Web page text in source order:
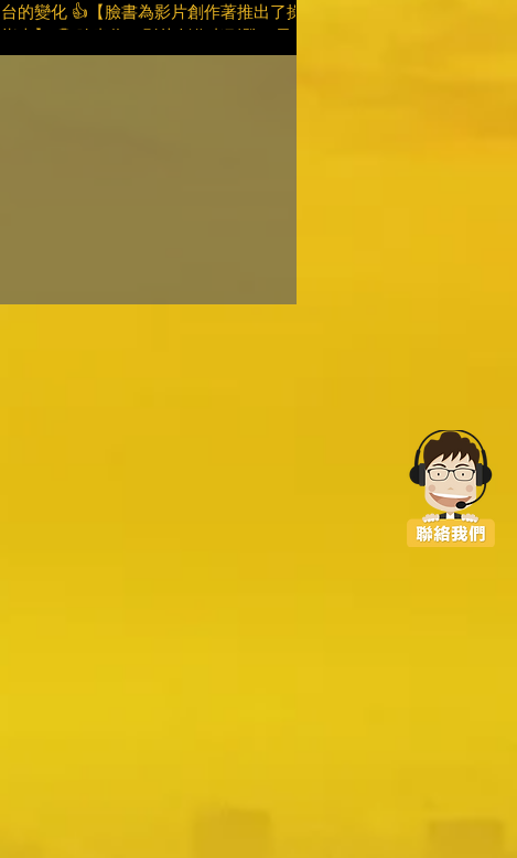
台的變化 👍【臉書為影片創作著推出了操作
指南】 🙂 臉書為了影片創作者刊登了長達
14頁的操作指南，裡面提供了一些能優化影